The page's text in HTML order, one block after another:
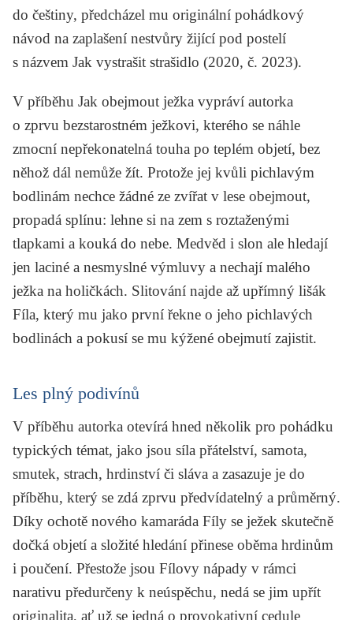
do češtiny, předcházel mu originální pohádkový
návod na zaplašení nestvůry žijící pod postelí
s názvem Jak vystrašit strašidlo (2020, č. 2023).
V příběhu Jak obejmout ježka vypráví autorka
o zprvu bezstarostném ježkovi, kterého se náhle
zmocní nepřekonatelná touha po teplém objetí, bez
něhož dál nemůže žít. Protože jej kvůli pichlavým
bodlinám nechce žádné ze zvířat v lese obejmout,
propadá splínu: lehne si na zem s roztaženými
tlapkami a kouká do nebe. Medvěd i slon ale hledají
jen laciné a nesmyslné výmluvy a nechají malého
ježka na holičkách. Slitování najde až upřímný lišák
Fíla, který mu jako první řekne o jeho pichlavých
bodlinách a pokusí se mu kýžené obejmutí zajistit.
Les plný podivínů
V příběhu autorka otevírá hned několik pro pohádku
typických témat, jako jsou síla přátelství, samota,
smutek, strach, hrdinství či sláva a zasazuje je do
příběhu, který se zdá zprvu předvídatelný a průměrný.
Díky ochotě nového kamaráda Fíly se ježek skutečně
dočká objetí a složité hledání přinese oběma hrdinům
i poučení. Přestože jsou Fílovy nápady v rámci
narativu předurčeny k neúspěchu, nedá se jim upřít
originalita, ať už se jedná o provokativní cedule